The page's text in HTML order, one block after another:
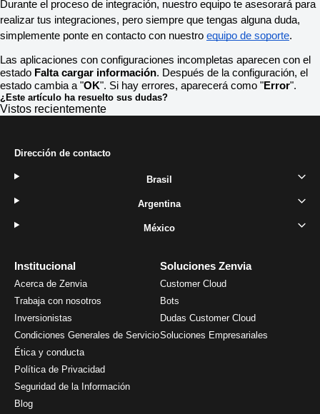
Durante el proceso de integración, nuestro equipo te asesorará para
realizar tus integraciones, pero siempre que tengas alguna duda,
simplemente ponte en contacto con nuestro equipo de soporte.
Las aplicaciones con configuraciones incompletas aparecen con el
estado Falta cargar información. Después de la configuración, el
estado cambia a "OK". Si hay errores, aparecerá como "Error".
¿Este artículo ha resuelto sus dudas?
Vistos recientemente
Institucional
Acerca de Zenvia
Trabaja con nosotros
Inversionistas
Condiciones Generales de Servicio
Ética y conducta
Política de Privacidad
Seguridad de la Información
Blog
Soluciones Zenvia
Customer Cloud
Bots
Dudas Customer Cloud
Soluciones Empresariales
Dirección de contacto
Brasil
Argentina
México